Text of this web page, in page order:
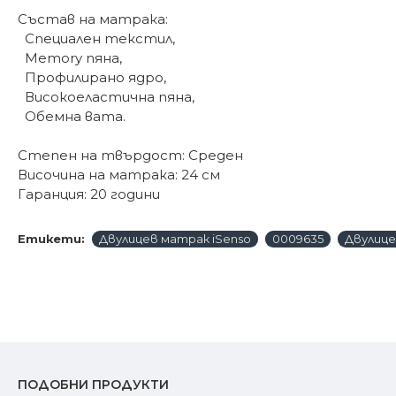
Състав на матрака:
Специален текстил,
Memory пяна,
Профилирано ядро,
Високоеластична пяна,
Обемна вата.
Степен на твърдост: Среден
Височина на матрака: 24 см
Гаранция: 20 години
Етикети: Двулицев матрак iSenso 0009635
ПОДОБНИ ПРОДУКТИ